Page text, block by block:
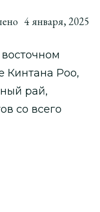
4 января, 2025
Кинтана Роо,
рай,
со всего